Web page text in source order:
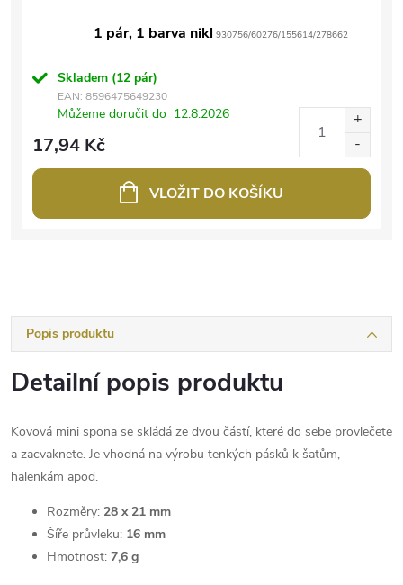
1 pár, 1 barva nikl 930756/60276/155614/278662
Skladem (12 pár)
EAN: 8596475649230
Můžeme doručit do 12.8.2026
17,94 Kč
VLOŽIT DO KOŠÍKU
Popis produktu
Detailní popis produktu
Kovová mini spona se skládá ze dvou částí, které do sebe provlečete
a zacvaknete. Je vhodná na výrobu tenkých pásků k šatům,
halenkám apod.
Rozměry: 28 x 21 mm
Šíře průvleku: 16 mm
Hmotnost: 7,6 g